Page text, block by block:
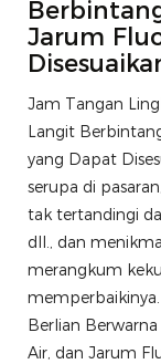
Jarum
Jam Tangan
Langit
yang Dapat
serupa di
tak tertandingi
dll., dan
merangkum
Berlian
Air, dan Jarum